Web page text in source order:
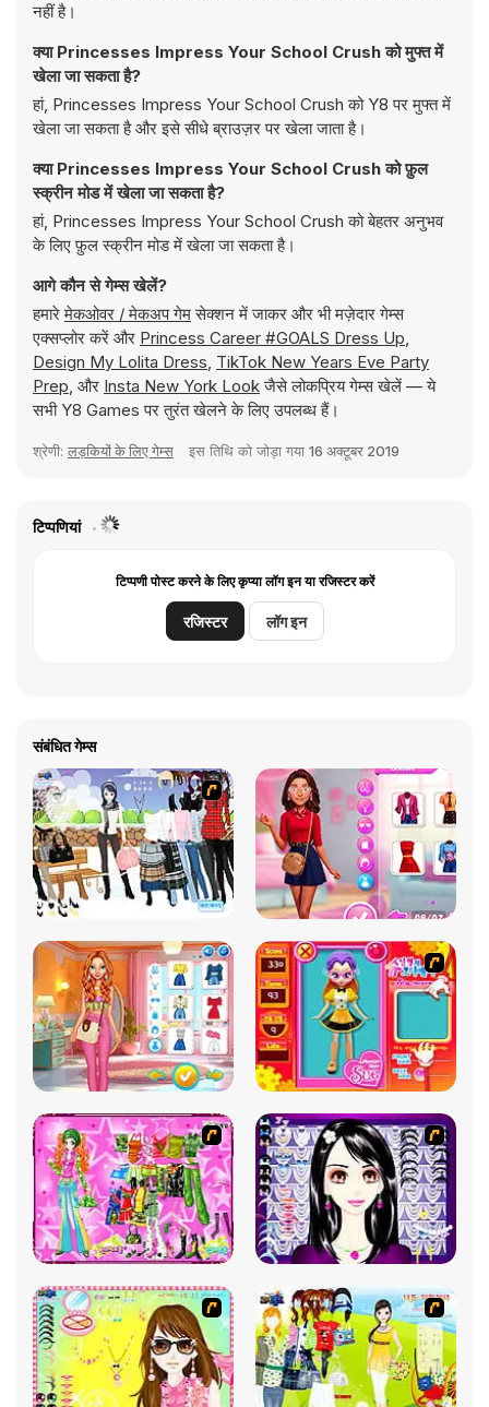
नहीं है।
क्या Princesses Impress Your School Crush को मुफ्त में
खेला जा सकता है?
हां, Princesses Impress Your School Crush को Y8 पर मुफ्त में
खेला जा सकता है और इसे सीधे ब्राउज़र पर खेला जाता है।
क्या Princesses Impress Your School Crush को फ़ुल
स्क्रीन मोड में खेला जा सकता है?
हां, Princesses Impress Your School Crush को बेहतर अनुभव
के लिए फ़ुल स्क्रीन मोड में खेला जा सकता है।
आगे कौन से गेम्स खेलें?
हमारेमेकओवर / मेकअप गेमसेक्शन में जाकर और भी मज़ेदार गेम्स
एक्सप्लोर करें और Princess Career #GOALS Dress Up,
Design My Lolita Dress, TikTok New Years Eve Party
Prep, और Insta New York Lookजैसे लोकप्रिय गेम्स खेलें — ये
सभी Y8 Games पर तुरंत खेलने के लिए उपलब्ध हैं।
श्रेणी: लड़कियों के लिए गेम्स इस तिथि को जोड़ा गया 16 अक्टूबर 2019
टिप्पणियां
टिप्पणी पोस्ट करने के लिए कृप्या लॉग इन या रजिस्टर करें
रजिस्टर लॉग इन
संबंधित गेम्स